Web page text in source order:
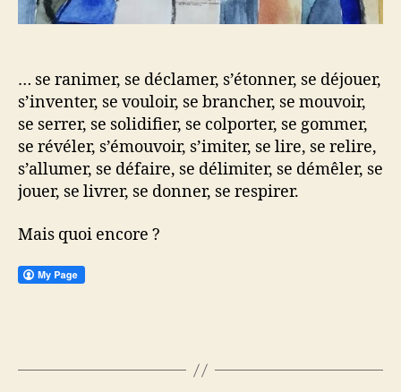
… se ranimer, se déclamer, s’étonner, se déjouer,
s’inventer, se vouloir, se brancher, se mouvoir,
se serrer, se solidifier, se colporter, se gommer,
se révéler, s’émouvoir, s’imiter, se lire, se relire,
s’allumer, se défaire, se délimiter, se démêler, se
jouer, se livrer, se donner, se respirer.
Mais quoi encore ?